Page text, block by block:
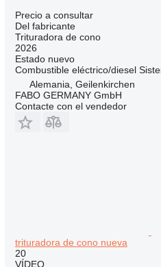
Precio a consultar
Del fabricante
Trituradora de cono
2026
Estadonuevo
Combustible eléctrico/diesel
Alemania, Geilenkirchen
FABO GERMANY GmbH
Contacte con el vendedor
trituradora de cono nueva
20
VÍDEO